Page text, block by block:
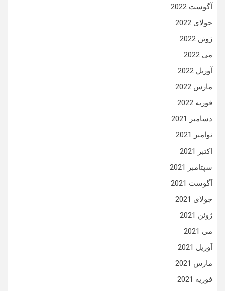
آگوست 2022
جولای 2022
ژوئن 2022
می 2022
آوریل 2022
مارس 2022
فوریه 2022
دسامبر 2021
نوامبر 2021
اکتبر 2021
سپتامبر 2021
آگوست 2021
جولای 2021
ژوئن 2021
می 2021
آوریل 2021
مارس 2021
فوریه 2021